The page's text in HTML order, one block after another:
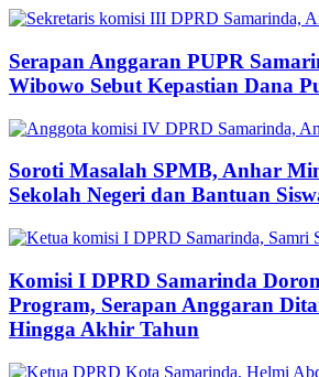
Serapan Anggaran PUPR
Wibowo Sebut Kepastian Dana
Soroti Masalah SPMB, Anhar
Sekolah Negeri dan Bantuan
Komisi I DPRD Samarinda
Program, Serapan Anggaran
Hingga Akhir Tahun